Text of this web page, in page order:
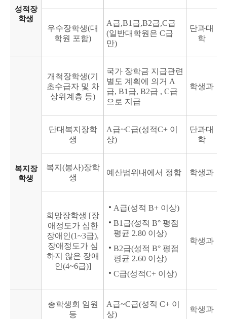
성적장
학생
우수장학생(대
학원 포함)
A급,B1급,B2급,C급
(일반대학원은 C급
만)
단과대
학
복지장
학생
개척장학생(기
초수급자 및 차
상위계층 등)
국가 장학금 지급관련
별도 계획에 의거 A
급, B1급, B2급 , C급
으로 지급
학생과
단대복지장학
생
A급~C급(성적C+ 이
상)
단과대
학
복지(봉사)장학
생
예산범위내에서 정함 학생과
희망장학생 [장
애정도가 심한
장애인(1~3급),
장애정도가 심
하지 않은 장애
인(4~6급)]
A급(성적 B+ 이상)
B1급(성적 B° 평점
평균 2.80 이상)
B2급(성적 B° 평점
평균 2.60 이상)
C급(성적C+ 이상)
학생과
총학생회 임원
등
A급~C급(성적 C+ 이
상)
학생과